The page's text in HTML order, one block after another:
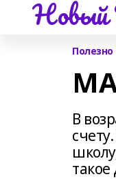
Новый
Полезно
В